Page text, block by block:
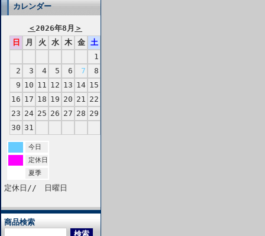
カレンダー
＜2026年8月 ＞
日
月 火 水 木 金
土
1
2
3 4 5 6 7
8
9 10 11 12 13 14 15
16 17 18 19 20 21 22
23 24 25 26 27 28 29
30 31
今日
定休日
夏季
定休日// 日曜日
商品検索